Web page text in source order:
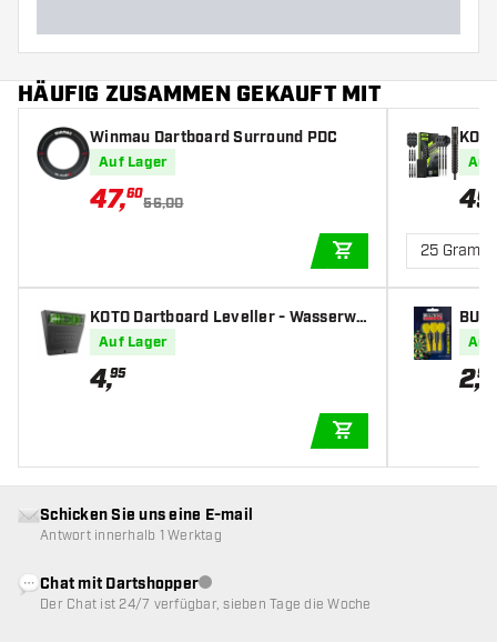
HÄUFIG ZUSAMMEN GEKAUFT MIT
Winmau Dartboard Surround PDC
Auf Lager
47,60
56,00
IN DEN
KOTO Dartboard Leveller - Wasserwa
age
Auf Lager
4,95
Auf
49
25 Gramm
Auf
2,95
Schicken Sie uns eine E-mail
Antwort innerhalb 1 Werktag
Chat mit DartshopperKundenservice nicht verfügbar
Der Chat ist 24/7 verfügbar, sieben Tage die Woche